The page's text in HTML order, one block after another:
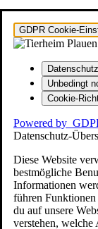
GDPR Cookie-
Unbedingt
Cookie-
Powered by
Datenschutz-
Diese Website
bestmögliche
Informationen
führen
du auf unsere
verstehen, welche